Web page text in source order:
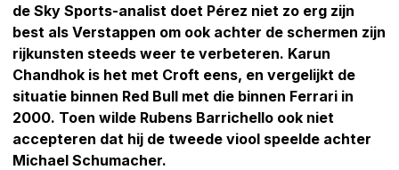
de Sky Sports-analist doet Pérez niet zo erg zijn
best als Verstappen om ook achter de schermen zijn
rijkunsten steeds weer te verbeteren. Karun
Chandhok is het met Croft eens, en vergelijkt de
situatie binnen Red Bull met die binnen Ferrari in
2000. Toen wilde Rubens Barrichello ook niet
accepteren dat hij de tweede viool speelde achter
Michael Schumacher.